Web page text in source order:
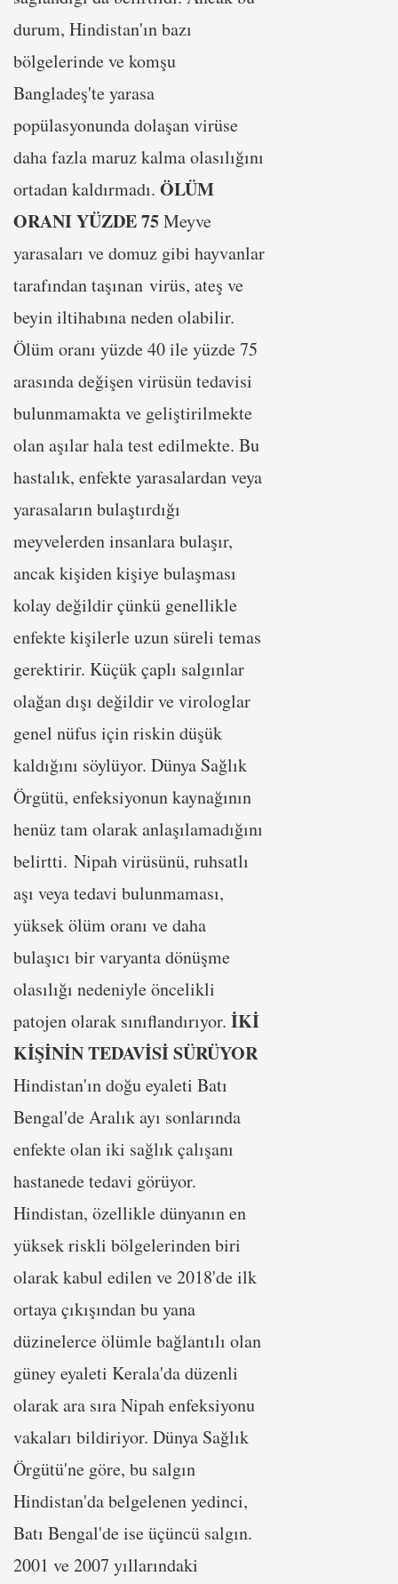
durum, Hindistan'ın bazı
bölgelerinde ve komşu
Bangladeş'te yarasa
popülasyonunda dolaşan virüse
daha fazla maruz kalma olasılığını
ortadan kaldırmadı. ÖLÜM
ORANI YÜZDE 75Meyve
yarasaları ve domuz gibi hayvanlar
tarafından taşınan virüs, ateş ve
beyin iltihabına neden olabilir.
Ölüm oranı yüzde 40 ile yüzde 75
arasında değişen virüsün tedavisi
bulunmamakta ve geliştirilmekte
olan aşılar hala test edilmekte. Bu
hastalık, enfekte yarasalardan veya
yarasaların bulaştırdığı
meyvelerden insanlara bulaşır,
ancak kişiden kişiye bulaşması
kolay değildir çünkü genellikle
enfekte kişilerle uzun süreli temas
gerektirir. Küçük çaplı salgınlar
olağan dışı değildir ve virologlar
genel nüfus için riskin düşük
kaldığını söylüyor. Dünya Sağlık
Örgütü, enfeksiyonun kaynağının
henüz tam olarak anlaşılamadığını
belirtti. Nipah virüsünü, ruhsatlı
aşı veya tedavi bulunmaması,
yüksek ölüm oranı ve daha
bulaşıcı bir varyanta dönüşme
olasılığı nedeniyle öncelikli
patojen olarak sınıflandırıyor. İKİ
KİŞİNİN TEDAVİSİ SÜRÜYOR
Hindistan'ın doğu eyaleti Batı
Bengal'de Aralık ayı sonlarında
enfekte olan iki sağlık çalışanı
hastanede tedavi görüyor.
Hindistan, özellikle dünyanın en
yüksek riskli bölgelerinden biri
olarak kabul edilen ve 2018'de ilk
ortaya çıkışından bu yana
düzinelerce ölümle bağlantılı olan
güney eyaleti Kerala'da düzenli
olarak ara sıra Nipah enfeksiyonu
vakaları bildiriyor. Dünya Sağlık
Örgütü'ne göre, bu salgın
Hindistan'da belgelenen yedinci,
Batı Bengal'de ise üçüncü salgın.
2001 ve 2007 yıllarındaki